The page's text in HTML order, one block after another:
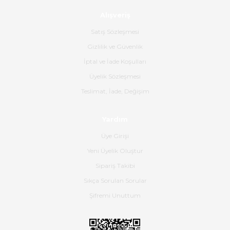
olmuş, tam istediğim gibi. Ayrıca
satış personeline de güzel ve
Ürün iki gün içinde elime
hassasiyetleri ve Ürünün kalitesi
Satış Sözleşmesi
Gizlilik ve Güvenlik
İptal ve İade Koşulları
Üyelik Sözleşmesi
Teslimat, İade, Değişim
Üye Girişi
Yeni Üyelik Oluştur
Sipariş Takibi
Sıkça Sorulan Sorular
Şifremi Unuttum